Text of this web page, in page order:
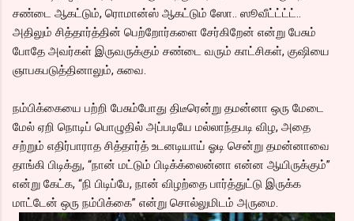
சண்டை ஆகட்டும், ரொமான்ஸ் ஆகட்டும் ஸோ.. ஸூவீட்ட்ட்ட்..
அதிலும் சித்தார்த்தின் பெற்றோர்களை சேர்கிறேன் என்று பேசும்
போதே அவர்கள் இருவருக்கும் சண்டை வரும் காட்சிகள், குஷியை
ஞாபகபடுத்தினாலும், சுவை.
நம்பிக்கையை பற்றி பேசும்போது திடீரென்று தமன்னா ஒரு மேடை
மேல் ஏறி நொடிப் பொழுதில் அப்படியே மல்லாந்தபடி விழ, அதை
சற்றும் எதிர்பாராத சித்தார்த் உடனடியாய் ஓடி சென்று தமன்னாவை
தாங்கி பிடிக்து, “நான் மட்டும் பிடிக்க்லைன்னா என்ன ஆயிருக்கும்”
என்று கேட்க, “நி பிடிப்பே, நான் விழற்தை பார்த்துட்டு இருக்க
மாட்டேன் ஒரு நம்பிக்கை” என்று சொல்லுமிடம் அருமை.